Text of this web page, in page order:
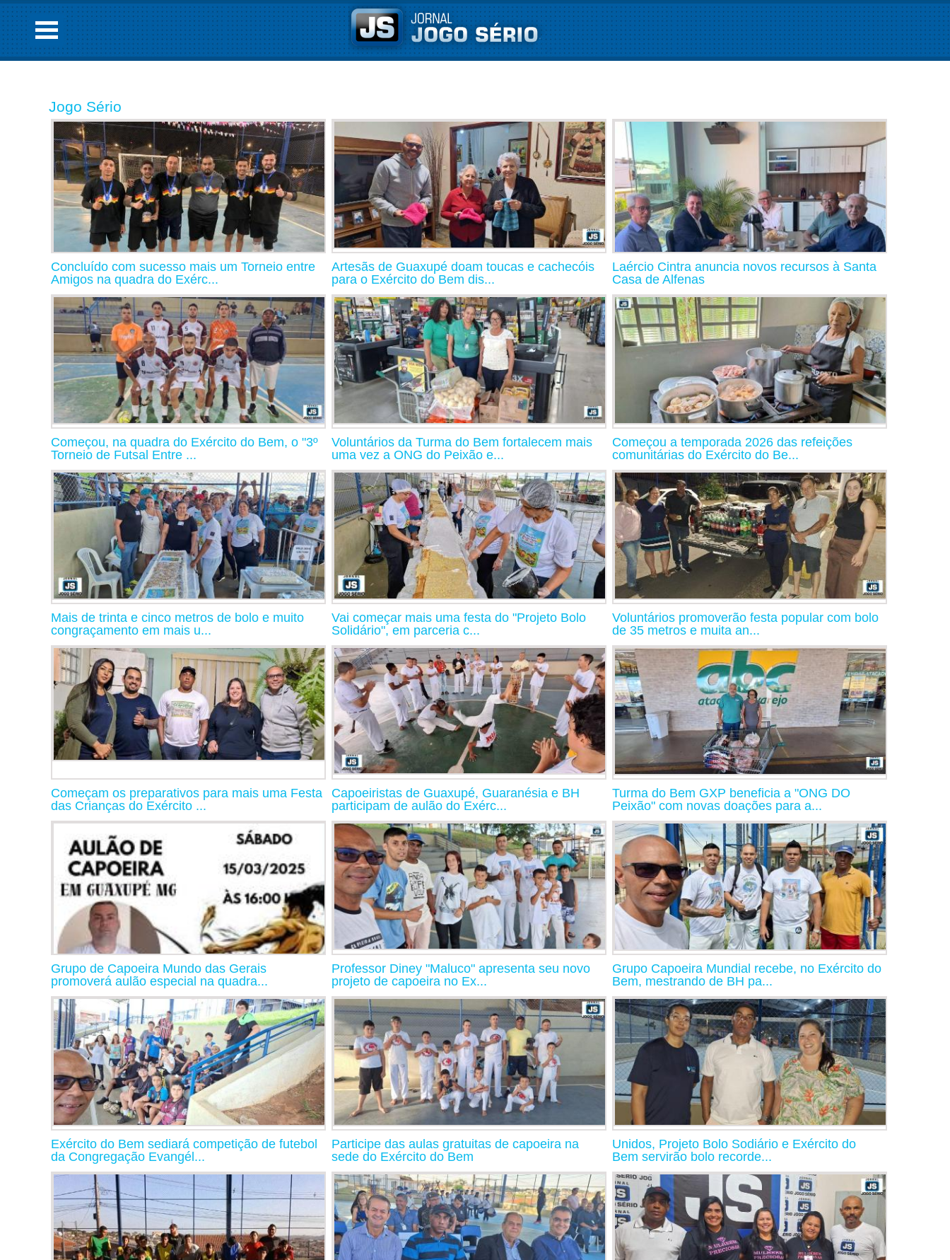
Jogo Sério
Concluído com sucesso mais um Torneio entre
Amigos na quadra do Exérc...
Artesãs de Guaxupé doam toucas e cachecóis
para o Exército do Bem dis...
Laércio Cintra anuncia novos recursos à Santa
Casa de Alfenas
Começou, na quadra do Exército do Bem, o "3º
Torneio de Futsal Entre ...
Voluntários da Turma do Bem fortalecem mais
uma vez a ONG do Peixão e...
Começou a temporada 2026 das refeições
comunitárias do Exército do Be...
Mais de trinta e cinco metros de bolo e muito
congraçamento em mais u...
Vai começar mais uma festa do "Projeto Bolo
Solidário", em parceria c...
Voluntários promoverão festa popular com bolo
de 35 metros e muita an...
Começam os preparativos para mais uma Festa
das Crianças do Exército ...
Capoeiristas de Guaxupé, Guaranésia e BH
participam de aulão do Exérc...
Turma do Bem GXP beneficia a "ONG DO
Peixão" com novas doações para a...
Grupo de Capoeira Mundo das Gerais
promoverá aulão especial na quadra...
Professor Diney "Maluco" apresenta seu novo
projeto de capoeira no Ex...
Grupo Capoeira Mundial recebe, no Exército do
Bem, mestrando de BH pa...
Exército do Bem sediará competição de futebol
da Congregação Evangél...
Participe das aulas gratuitas de capoeira na
sede do Exército do Bem
Unidos, Projeto Bolo Sodiário e Exército do
Bem servirão bolo recorde...